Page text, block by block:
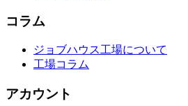
コラム
ジョブハウス工場について
工場コラム
アカウント